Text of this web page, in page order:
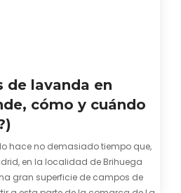
de lavanda en
cómo y cuándo
hace no demasiado tiempo que,
en la localidad de Brihuega
gran superficie de campos de